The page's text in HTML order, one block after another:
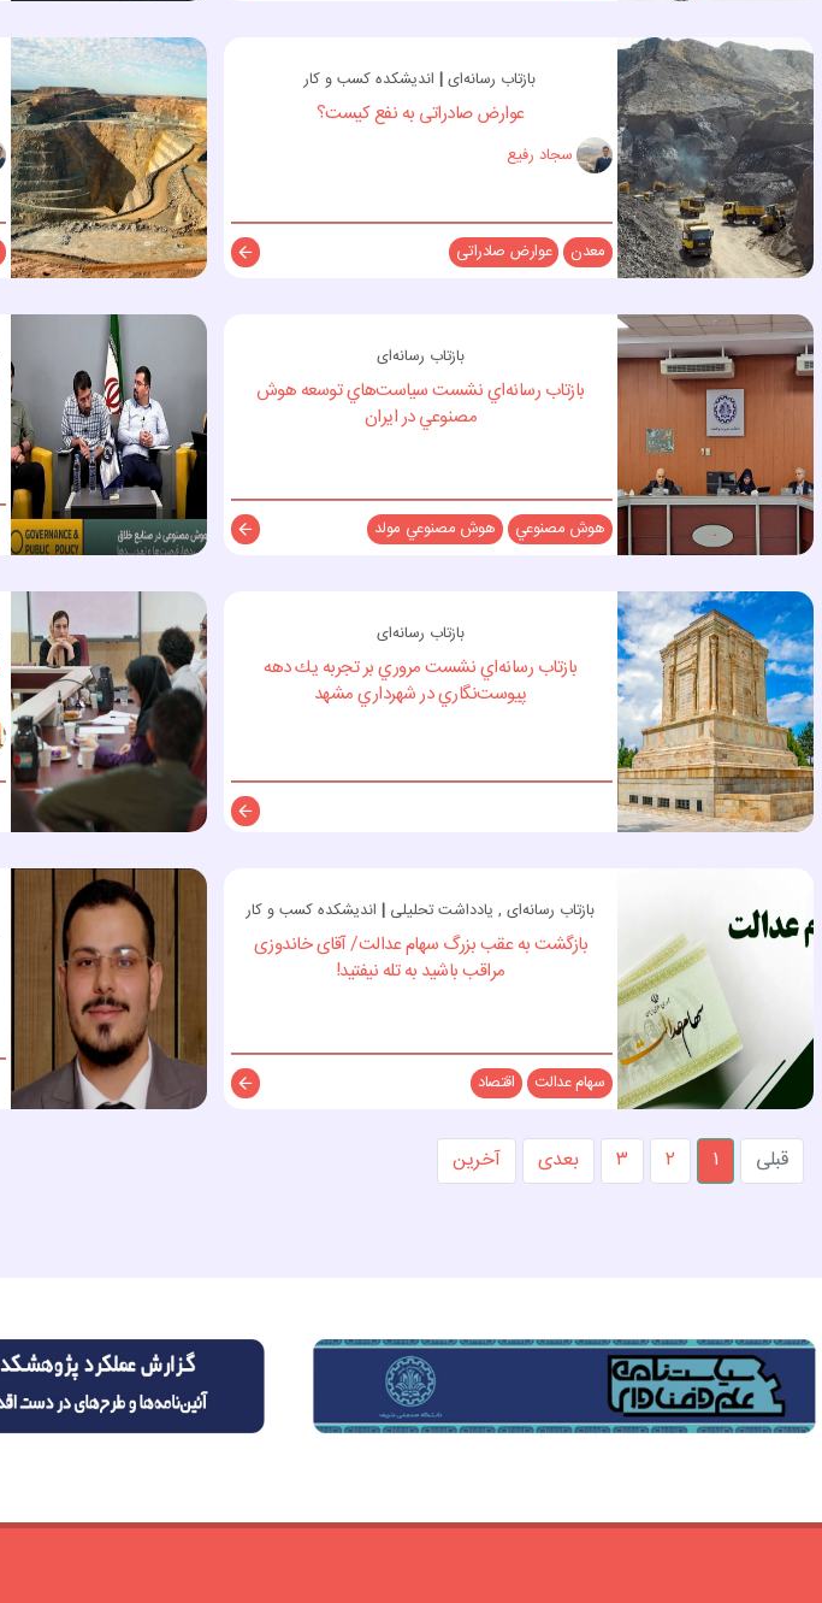
بازتاب رسانه‌ای| اندیشکده کسب و کار
عوارض صادراتی به نفع کیست؟
سجاد رفیع
توضیحات
معدن عوارض صادراتی
بازتاب رسانه‌ای
بازتاب رسانه‌اي نشست سياست‌هاي توسعه هوش
مصنوعي در ايران
توضیحات
هوش مصنوعي هوش مصنوعي مولد
بازتاب رسانه‌ای
بازتاب رسانه‌اي نشست مروري بر تجربه يك دهه
پيوست‌نگاري در شهرداري مشهد
توضیحات
بازتاب رسانه‌ای , یادداشت تحلیلی| اندیشکده کسب و کار
بازگشت به عقب بزرگ سهام عدالت/ آقای خاندوزی
مراقب باشید به تله نیفتید!
توضیحات
سهام عدالت اقتصاد
قبلی
۱ ۲ ۳ بعدی آخرین